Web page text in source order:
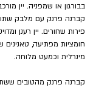
בבורגון או שמפניה. יין
קברנה פרנק עם מלבק
פירות שחורים. יין רענן
חומציות מפתיעה,
מינרלית וכמעט מלוחה.
קברנה פרנק מהטובים